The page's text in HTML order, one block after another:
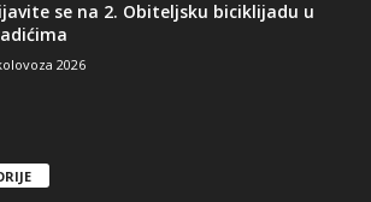
se na 2. Obiteljsku biciklijadu u
2026